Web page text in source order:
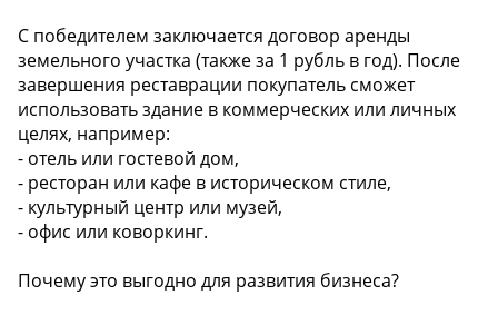
С победителем заключается договор аренды
земельного участка (также за 1 рубль в год). После
завершения реставрации покупатель сможет
использовать здание в коммерческих или личных
целях, например:
- отель или гостевой дом,
- ресторан или кафе в историческом стиле,
- культурный центр или музей,
- офис или коворкинг.
Почему это выгодно для развития бизнеса?